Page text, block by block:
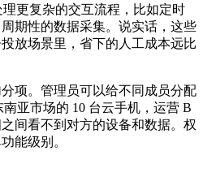
更复杂的交互流程，比如定时
期性的数据采集。说实话，这些
放场景里，省下的人工成本远比
。管理员可以给不同成员分配
亚市场的 10 台云手机，运营 B
间看不到对方的设备和数据。权
能级别。